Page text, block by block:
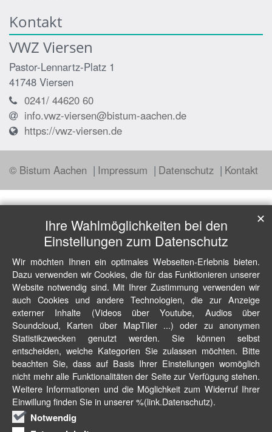
Kontakt
VWZ Viersen
Pastor-Lennartz-Platz 1
41748 Viersen
0241/ 44620 60
info.vwz-viersen@bistum-aachen.de
https://vwz-viersen.de
© Bistum Aachen Impressum Datenschutz Kontakt
Ihre Wahlmöglichkeiten bei den
Einstellungen zum Datenschutz
Wir möchten Ihnen ein optimales Webseiten-Erlebnis bieten.
Dazu verwenden wir Cookies, die für das Funktionieren unserer
Website notwendig sind. Mit Ihrer Zustimmung verwenden wir
auch Cookies und andere Technologien, die zur Anzeige
externer Inhalte (Videos über Youtube, Audios über
Soundcloud, Karten über MapTiler ...) oder zu anonymen
Statistikzwecken genutzt werden. Sie können selbst
entscheiden, welche Kategorien Sie zulassen möchten. Bitte
beachten Sie, dass auf Basis Ihrer Einstellungen womöglich
nicht mehr alle Funktionalitäten der Seite zur Verfügung stehen.
Weitere Informationen und die Möglichkeit zum Widerruf Ihrer
Einwillung finden Sie in unserer %(link.Datenschutz).
Notwendig
✕